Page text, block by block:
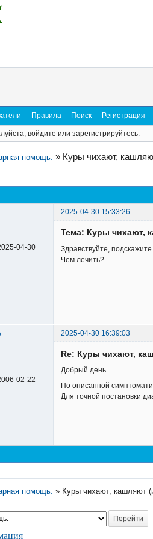
Правила Поиск Регистрация
войдите или зарегистрируйтесь.
помощь. » Куры чихают,
2025-04-30 15:33:26
04-30
Тема: Куры чихают,
Здравствуйте,
Чем лечить?
2025-04-30 16:39:03
02-22
Re: Куры чихают,
Добрый день.
По описанной
Для точной постановки
помощь. » Куры чихают, кашляют